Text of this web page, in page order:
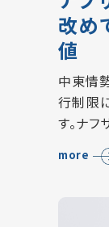
改め
値
中東情
行制限
す。ナ
宅のあ
サ・ショ
more